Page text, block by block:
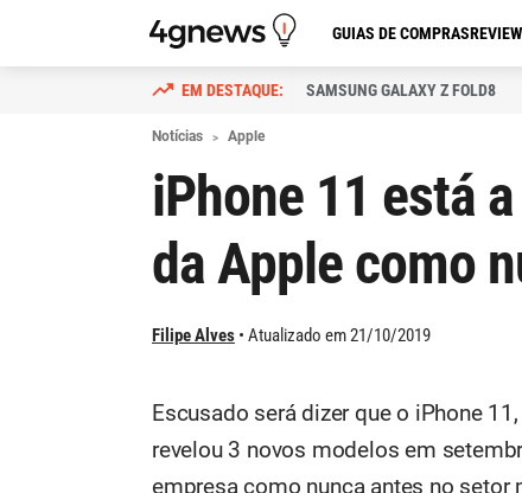
GUIAS DE COMPRAS
SAMSUNG GALAXY Z FOLD8
Notícias Apple
iPhone 11 está
da Apple como
Filipe Alves Atualizado em 21/10/2019
Escusado será dizer que o iPhone
revelou 3 novos modelos em
empresa como nunca antes no setor